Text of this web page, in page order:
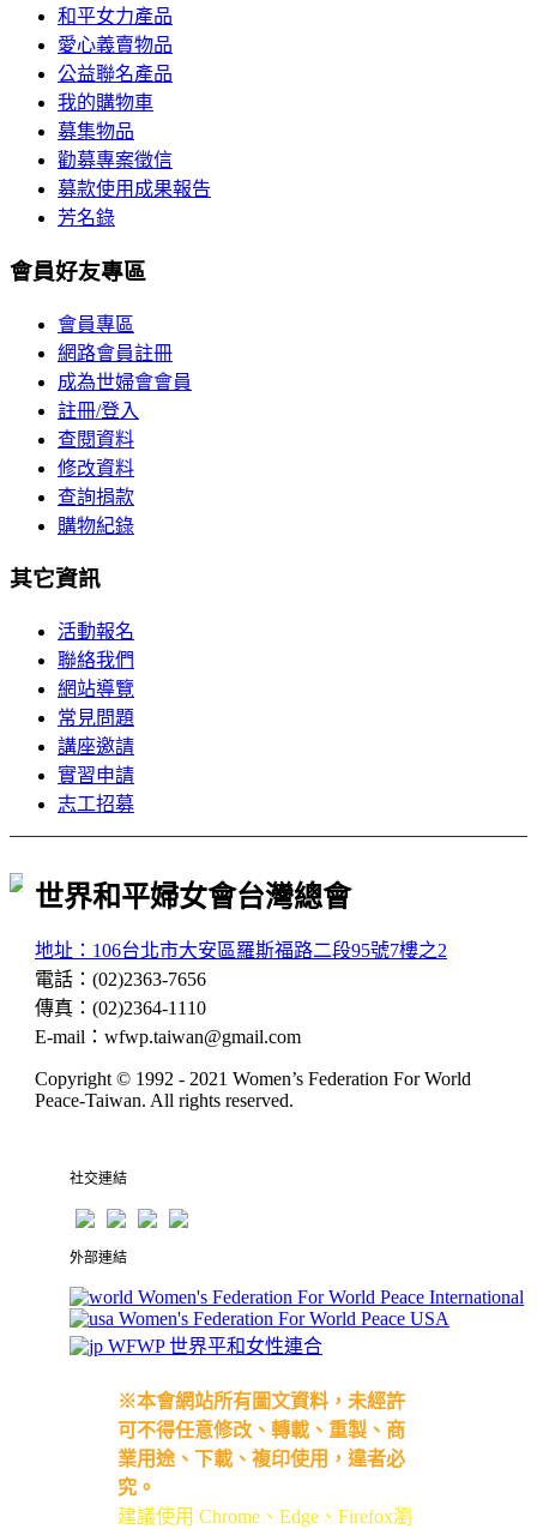
和平女力產品
愛心義賣物品
公益聯名產品
我的購物車
募集物品
勸募專案徵信
募款使用成果報告
芳名錄
會員好友專區
會員專區
網路會員註冊
成為世婦會會員
註冊/登入
查閱資料
修改資料
查詢捐款
購物紀錄
其它資訊
活動報名
聯絡我們
網站導覽
常見問題
講座邀請
實習申請
志工招募
世界和平婦女會台灣總會
地址：106台北市大安區羅斯福路二段95號7樓之2
電話： (02)2363-7656
傳真： (02)2364-1110
E-mail ： wfwp.taiwan@gmail.com
Copyright © 1992 - 2021 Women’s Federation For World
Peace-Taiwan. All rights reserved.
社交連結
外部連結
Women's Federation For World Peace International
Women's Federation For World Peace USA
WFWP 世界平和女性連合
※本會網站所有圖文資料，未經許
可不得任意修改、轉載、重製、商
業用途、下載、複印使用，違者必
究。
建議使用 Chrome、Edge、Firefox瀏